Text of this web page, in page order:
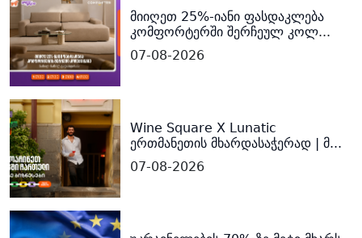
მიიღეთ 25%-იანი ფასდაკლება
კომფორტერში შერჩეულ კოლ...
07-08-2026
Wine Square X Lunatic
ერთმანეთის მხარდასაჭერად | მ...
07-08-2026